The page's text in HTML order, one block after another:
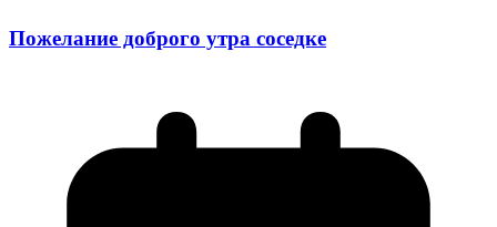
Пожелание доброго утра соседке